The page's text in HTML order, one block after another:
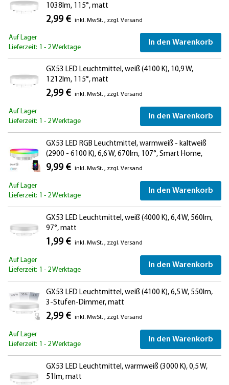
1038lm, 115°, matt
2,99 € inkl. MwSt. , zzgl. Versand
Auf Lager
Lieferzeit: 1 - 2 Werktage
In den Warenkorb
GX53 LED Leuchtmittel, weiß (4100 K), 10,9 W,
1212lm, 115°, matt
2,99 € inkl. MwSt. , zzgl. Versand
Auf Lager
Lieferzeit: 1 - 2 Werktage
In den Warenkorb
GX53 LED RGB Leuchtmittel, warmweiß - kaltweiß
(2900 - 6100 K), 6,6 W, 670lm, 107°, Smart Home,
WLAN, Alexa, matt
9,99 € inkl. MwSt. , zzgl. Versand
Auf Lager
Lieferzeit: 1 - 2 Werktage
In den Warenkorb
GX53 LED Leuchtmittel, weiß (4000 K), 6,4 W, 560lm,
97°, matt
1,99 € inkl. MwSt. , zzgl. Versand
Auf Lager
Lieferzeit: 1 - 2 Werktage
In den Warenkorb
GX53 LED Leuchtmittel, weiß (4100 K), 6,5 W, 550lm,
3-Stufen-Dimmer, matt
2,99 € inkl. MwSt. , zzgl. Versand
Auf Lager
Lieferzeit: 1 - 2 Werktage
In den Warenkorb
GX53 LED Leuchtmittel, warmweiß (3000 K), 0,5 W,
51lm, matt